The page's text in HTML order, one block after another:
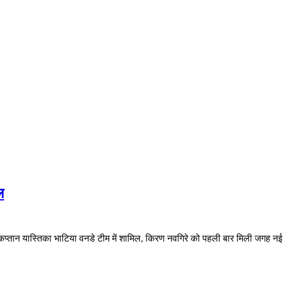
यास्तिका भाटिया वनडे टीम में शामिल, किरण नवगिरे को पहली बार मिली जगह नई